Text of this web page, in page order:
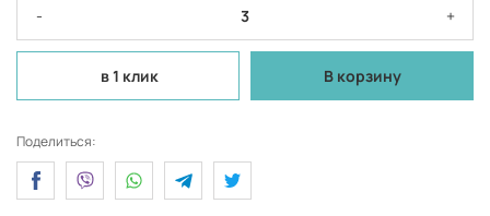
- +
в 1 клик В корзину
Поделиться: